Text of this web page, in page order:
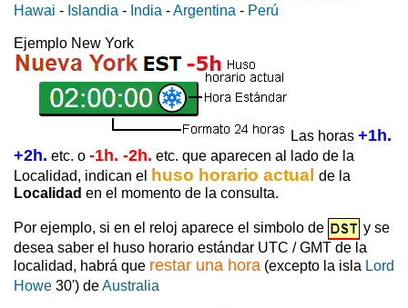
Hawai - Islandia - India -Argentina - Perú
Ejemplo New York
Las horas +1h.
+2h. etc. o -1h. -2h. etc. que aparecen al lado de la
Localidad, indican el
huso horario actual de la
Localidad en el momento de la consulta.
Por ejemplo, si en el reloj aparece el simbolo de
y se
desea saber el huso horario estándar UTC / GMT de la
localidad, habrá que restar una hora (excepto la isla Lord
Howe 30') deAustralia